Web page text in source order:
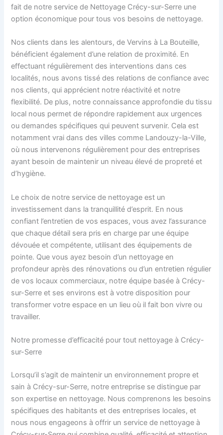
fait de notre service de Nettoyage Crécy-sur-Serre une
option économique pour tous vos besoins de nettoyage.
Nos clients dans les alentours, de Vervins à La Bouteille,
bénéficient également d’une relation de proximité. En
effectuant régulièrement des interventions dans ces
localités, nous avons tissé des relations de confiance avec
nos clients, qui apprécient notre réactivité et notre
flexibilité. De plus, notre connaissance approfondie du tissu
local nous permet de répondre rapidement aux urgences
ou demandes spécifiques qui peuvent survenir. Cela est
notamment vrai dans des villes comme Landouzy-la-Ville,
où nous intervenons régulièrement pour des entreprises
ayant besoin de maintenir un niveau élevé de propreté et
d’hygiène.
Le choix de notre service de nettoyage est un
investissement dans la tranquillité d’esprit. En nous
confiant l’entretien de vos espaces, vous avez l’assurance
que chaque détail sera pris en charge par une équipe
dévouée et compétente, utilisant des équipements de
pointe. Que vous ayez besoin d’un nettoyage en
profondeur après des rénovations ou d’un entretien régulier
de vos locaux commerciaux, notre équipe basée à Crécy-
sur-Serre et ses environs est à votre disposition pour
transformer votre espace en un lieu où il fait bon vivre ou
travailler.
Notre promesse d’efficacité pour tout nettoyage à Crécy-
sur-Serre
Lorsqu’il s’agit de maintenir un environnement propre et
sain à Crécy-sur-Serre, notre entreprise se distingue par
son expertise en nettoyage. Nous comprenons les besoins
spécifiques des habitants et des entreprises locales, et
nous nous engageons à offrir un service de nettoyage à